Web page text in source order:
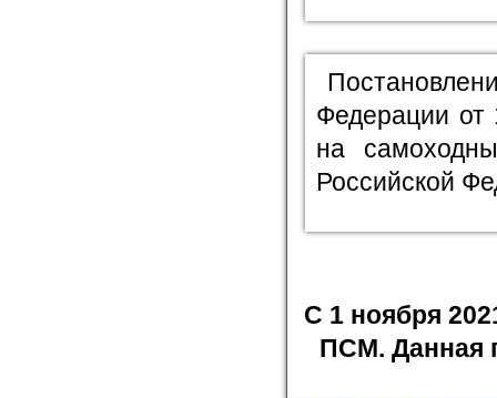
Федерации
на
Российской
С 1 ноября
ПСМ. Данная